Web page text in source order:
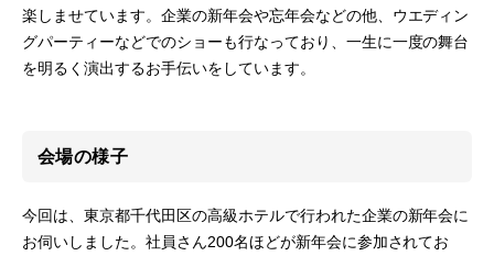
楽しませています。企業の新年会や忘年会などの他、ウエディン
グパーティーなどでのショーも行なっており、一生に一度の舞台
を明るく演出するお手伝いをしています。
会場の様子
今回は、東京都千代田区の高級ホテルで行われた企業の新年会に
お伺いしました。社員さん200名ほどが新年会に参加されてお